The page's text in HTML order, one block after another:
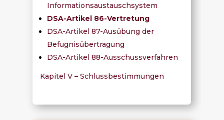
Informationsaustauschsystem
DSA-Artikel 86-Vertretung
DSA-Artikel 87-Ausübung der
Befugnisübertragung
DSA-Artikel 88-Ausschussverfahren
Kapitel V – Schlussbestimmungen